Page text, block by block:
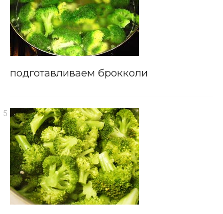
подготавливаем брокколи